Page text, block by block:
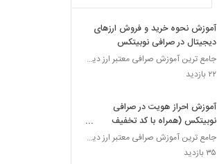
آموزش نحوه خرید و فروش ارزهای
دیجیتال در صرافی نوبیتکس
جامع ترین آموزش صرافی معتبر ارز دیجیتال نوبیتکس
۲۲ بازدید
آموزش احراز هویت در صرافی
نوبیتکس (همراه با کد تخفیف
90082)
جامع ترین آموزش صرافی معتبر ارز دیجیتال نوبیتکس
۳۵ بازدید